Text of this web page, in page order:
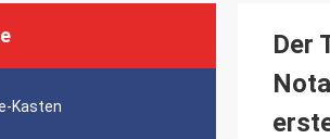
Kasten
Der